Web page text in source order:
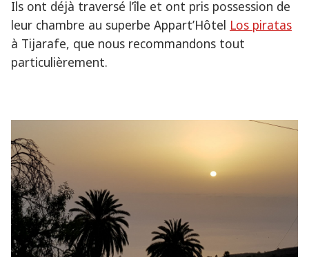
Ils ont déjà traversé l’île et ont pris possession de
leur chambre au superbe Appart’Hôtel Los piratas
à Tijarafe, que nous recommandons tout
particulièrement.